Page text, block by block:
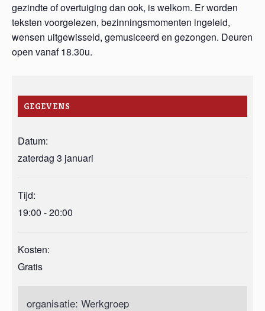
gezindte of overtuiging dan ook, is welkom. Er worden
teksten voorgelezen, bezinningsmomenten ingeleid,
wensen uitgewisseld, gemusiceerd en gezongen. Deuren
open vanaf 18.30u.
GEGEVENS
Datum:
zaterdag 3 januari
Tijd:
19:00 - 20:00
Kosten:
Gratis
organisatie: Werkgroep